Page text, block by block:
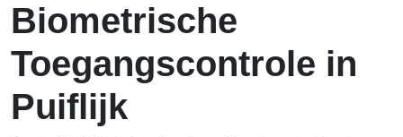
Biometrische
Toegangscontrole in
Puiflijk